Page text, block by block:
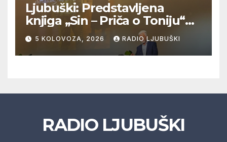
Ljubuški: Predstavljena
knjiga „Sin – Priča o Toniju“
dr. sc. Zdenka Hercega
5 KOLOVOZA, 2026 RADIO LJUBUŠKI
RADIO LJUBUŠKI